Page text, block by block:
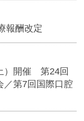
報酬改定
）開催 第24回
／第7回国際口腔